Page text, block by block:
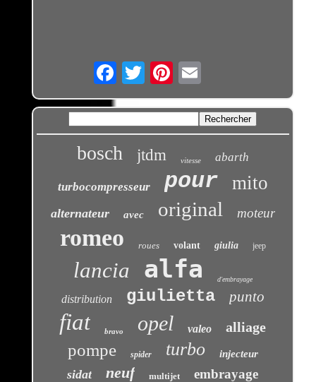
Email
bosch jtdm vitesse abarth
turbocompresseur pour mito
alternateur avec original moteur
romeo roues volant giulia jeep
lancia alfa d'embrayage
distribution giulietta punto
fiat bravo opel valeo alliage
pompe spider turbo injecteur
sidat neuf multijet embrayage